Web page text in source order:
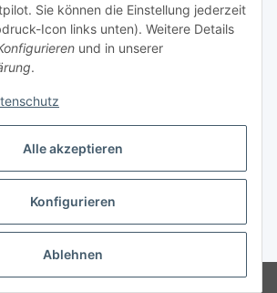
Alle akzeptieren
Konfigurieren
Ablehnen
Sie können die Einstellung jederzeit
Icon links unten). Weitere Details
und in unserer
.
11
Vertrag widerrufen
USt., zzgl.